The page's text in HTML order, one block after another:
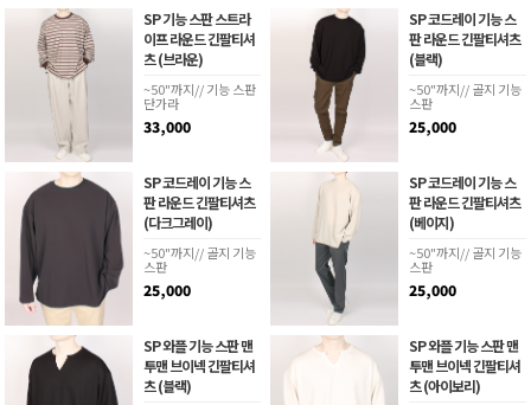
SP 기능 스판 스트라
이프 라운드 긴팔티셔
츠 (브라운)
~50"까지// 기능 스판
단가라
33,000
SP 코드레이 기능 스
판 라운드 긴팔티셔츠
(블랙)
~50"까지// 골지 기능
스판
25,000
SP 코드레이 기능 스
판 라운드 긴팔티셔츠
(다크그레이)
~50"까지// 골지 기능
스판
25,000
SP 코드레이 기능 스
판 라운드 긴팔티셔츠
(베이지)
~50"까지// 골지 기능
스판
25,000
SP 와플 기능 스판 맨
투맨 브이넥 긴팔티셔
츠 (블랙)
SP 와플 기능 스판 맨
투맨 브이넥 긴팔티셔
츠 (아이보리)